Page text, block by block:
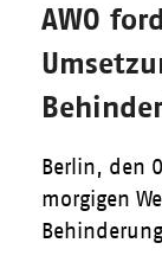
AWO
Berlin, den
morgigen